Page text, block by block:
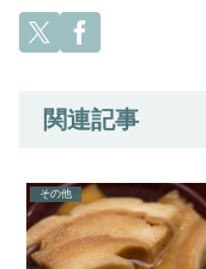
関連記事
その他